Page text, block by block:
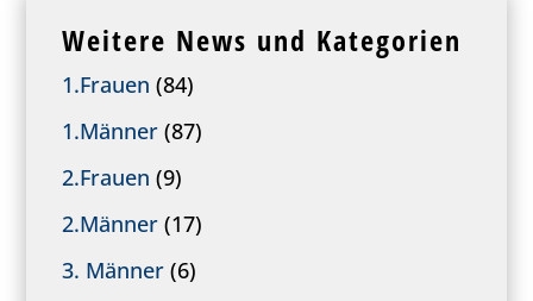
Weitere News und Kategorien
1.Frauen (84)
1.Männer (87)
2.Frauen (9)
2.Männer (17)
3. Männer (6)